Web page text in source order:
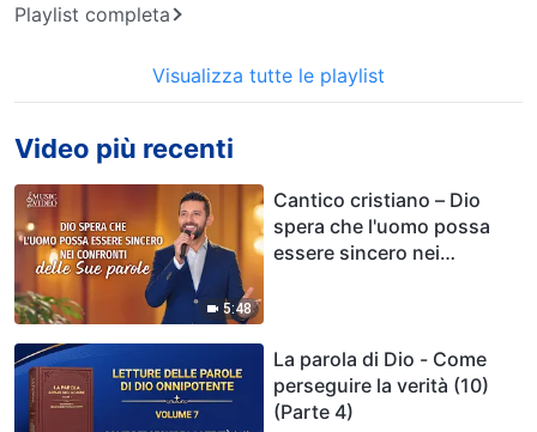
Playlist completa
Visualizza tutte le playlist
Video più recenti
5:48
Cantico cristiano – Dio
spera che l'uomo possa
essere sincero nei
La parola di Dio - Come
perseguire la verità (10)
(Parte 4)